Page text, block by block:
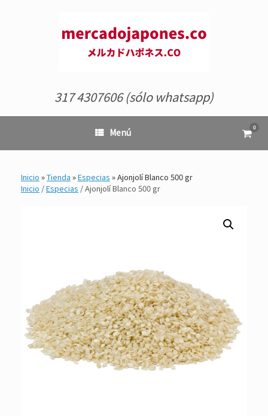
317 4307606 (sólo whatsapp)
Menú Ver
el
0
Inicio »Tienda »Especias »Ajonjolí Blanco 500 gr
Inicio /Especias / Ajonjolí Blanco 500 gr